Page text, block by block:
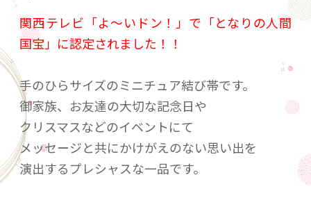
関西テレビ「よ～いドン！」で「となりの人間
国宝」に認定されました！！
手のひらサイズのミニチュア結び帯です。
御家族、お友達の大切な記念日や
クリスマスなどのイベントにて
メッセージと共にかけがえのない思い出を
演出するプレシャスな一品です。